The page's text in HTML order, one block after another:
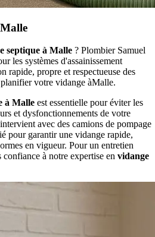
septique à Malle ? Plombier Samuel
les systèmes d'assainissement
rapide, propre et respectueuse des
votre vidange àMalle.
à Malle est essentielle pour éviter les
et dysfonctionnements de votre
avec des camions de pompage
pour garantir une vidange rapide,
en vigueur. Pour un entretien
à notre expertise en vidange